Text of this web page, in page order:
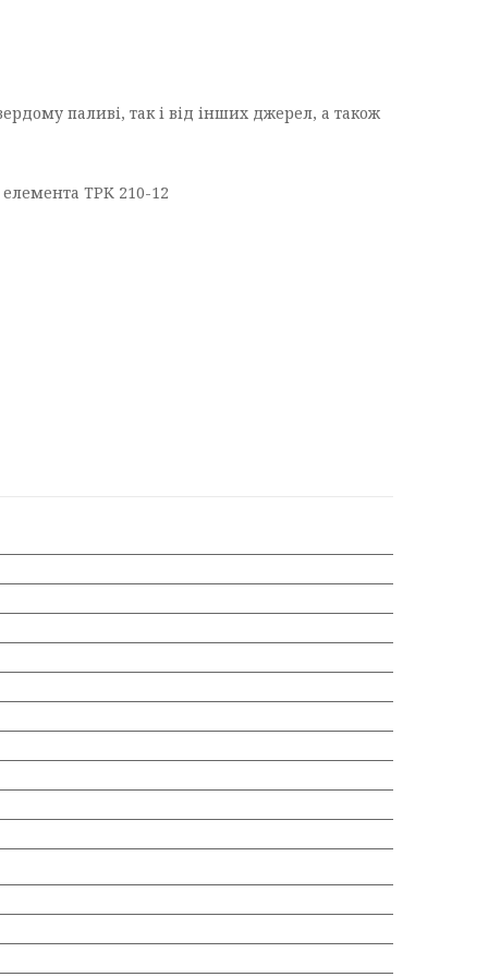
паливі, так і від інших джерел, а також
TPK 210-12